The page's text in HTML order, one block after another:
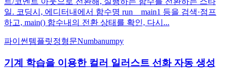
일. 코딩시, 에디터내에서 함수명 run__main1 등을 검색·점프
하고, main() 함수내의 전환 상태를 확인, 다시...
파이썬템플릿정형문Numbanumpy
기계 학습을 이용한 컬러 일러스트 선화 자동 생성